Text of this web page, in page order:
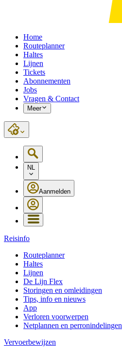
Home
Routeplanner
Haltes
Lijnen
Tickets
Abonnementen
Jobs
Vragen & Contact
Meer
NL
Aanmelden
Reisinfo
Routeplanner
Haltes
Lijnen
De Lijn Flex
Storingen en omleidingen
Tips, info en nieuws
App
Verloren voorwerpen
Netplannen en perronindelingen
Vervoerbewijzen